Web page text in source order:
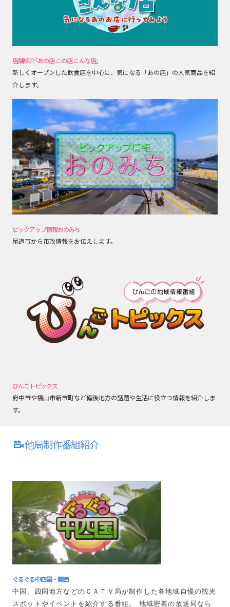
店舗紹介｢あの店 この店 こんな店｣
新しくオープンした飲食店を中心に、気になる「あの店」の人気商品を紹
介します。
ピックアップ情報おのみち
尾道市から市政情報をお伝えします。
びんごトピックス
府中市や福山市新市町など備後地方の話題や生活に役立つ情報を紹介しま
す。
他局制作番組紹介
ぐるぐる中四国・関西
中国、四国地方などのＣＡＴＶ局が制作した各地域自慢の観光
スポットやイベントを紹介する番組。 地域密着の放送局なら